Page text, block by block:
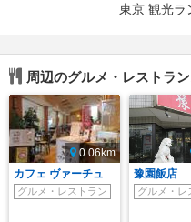
東京 観光ラ
周辺のグルメ・レストラ
0.06km
カフェ ヴァーチュ
グルメ・レストラン
豫園飯店
グルメ・レ